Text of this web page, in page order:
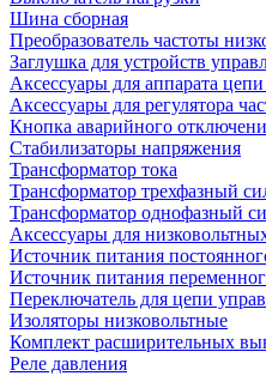
Шина сборная
Преобразователь частоты
Заглушка для устройств
Аксессуары для аппарата
Аксессуары для регулятора
Кнопка аварийного
Стабилизаторы напряжения
Трансформатор тока
Трансформатор трехфазный
Трансформатор однофазный
Аксессуары для
Источник питания
Источник питания
Переключатель для цепи
Изоляторы низковольтные
Комплект расширительных
Реле давления